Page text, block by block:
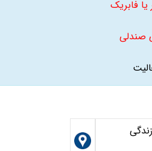
فابریک
صندلی
5 – خدمات دوزندگی